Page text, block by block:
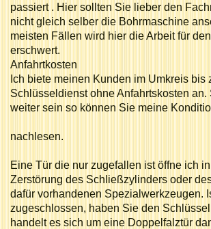
passiert . Hier sollten Sie lieber den
nicht gleich selber die Bohrmaschine
meisten Fällen wird hier die Arbeit für
erschwert.
Anfahrtkosten
Ich biete meinen Kunden im Umkreis bis
Schlüsseldienst ohne Anfahrtskosten an.
weiter sein so können Sie meine
nachlesen.
Eine Tür die nur zugefallen ist öffne ich
Zerstörung des Schließzylinders oder
dafür vorhandenen Spezialwerkzeugen.
zugeschlossen, haben Sie den
handelt es sich um eine Doppelfalztür